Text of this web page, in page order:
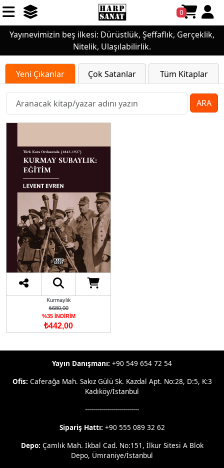
0
Yayınevimizin beş ilkesi: Dürüstlük, Şeffaflık, Gerçeklik,
Nitelik, Ulaşılabilirlik.
Yeni Çıkanlar Çok Satanlar Tüm Kitaplar
ARA
Kurmaylık
₺680,00
%35 İNDİRİM
₺442,00
Yayın Danışmanı: +90 549 654 72 54
Ofis: Caferağa Mah. Sakız Gülü Sk. Kazdal Apt. No:28, D:5, K:3
Kadıköy/İstanbul
---------------------------
Sipariş Hattı: +90 555 089 32 62
Depo: Çamlık Mah. İkbal Cad. No:151, İlkur Sitesi A Blok
Depo, Ümraniye/İstanbul